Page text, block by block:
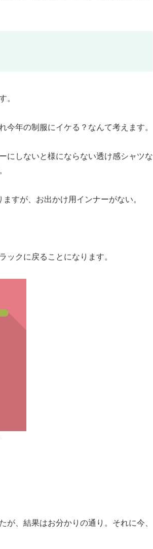
。
年の制服にイケる？なんて考えます。
にしないと様にならない透け感シャツな
すが、お出かけ用インナーがない。
ックに戻ることになります。
、結果はお分かりの通り。それに今、